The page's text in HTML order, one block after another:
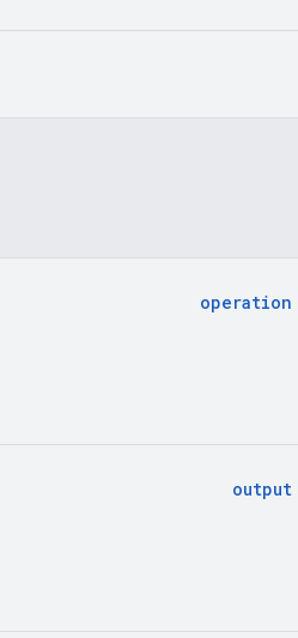
operation
output